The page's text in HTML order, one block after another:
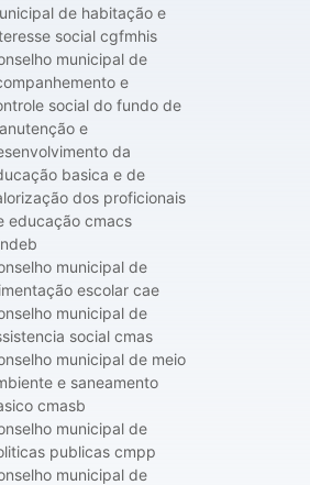
de habitação e
social cgfmhis
municipal de
e
social do fundo de
e
da
basica e de
dos proficionais
educação cmacs
municipal de
escolar cae
municipal de
social cmas
municipal de meio
e saneamento
cmasb
municipal de
publicas cmpp
municipal de